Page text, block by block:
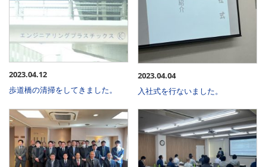
2023.04.12
歩道橋の清掃をしてきました。
2023.04.04
入社式を行ないました。